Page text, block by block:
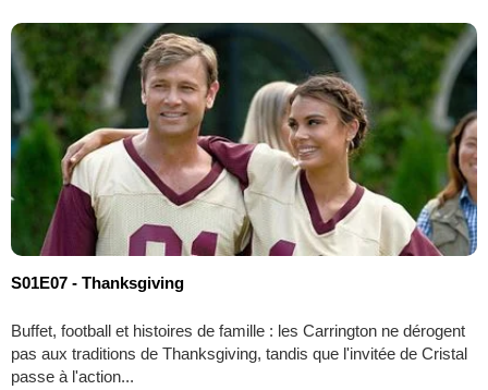
S01E07 - Thanksgiving
Buffet, football et histoires de famille : les Carrington ne dérogent
pas aux traditions de Thanksgiving, tandis que l'invitée de Cristal
passe à l'action...